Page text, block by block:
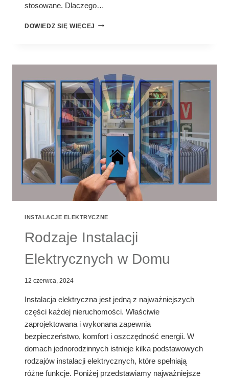
stosowane. Dlaczego…
DOWIEDZ SIĘ WIĘCEJ INSTALACJE
INSTALACJE ELEKTRYCZNE
Rodzaje Instalacji
Elektrycznych w Domu
12 czerwca, 2024
Instalacja elektryczna jest jedną z najważniejszych
części każdej nieruchomości. Właściwie
zaprojektowana i wykonana zapewnia
bezpieczeństwo, komfort i oszczędność energii. W
domach jednorodzinnych istnieje kilka podstawowych
rodzajów instalacji elektrycznych, które spełniają
różne funkcje. Poniżej przedstawiamy najważniejsze